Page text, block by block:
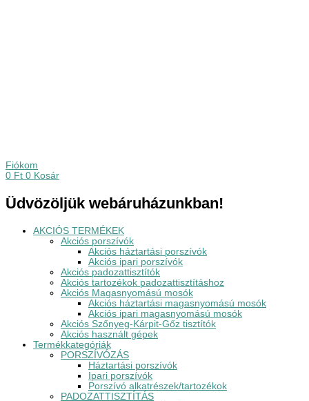
Fiókom
0 Ft 0 Kosár
Üdvözöljük webáruházunkban!
AKCIÓS TERMÉKEK
Akciós porszívók
Akciós háztartási porszívók
Akciós ipari porszívók
Akciós padozattisztítók
Akciós tartozékok padozattisztításhoz
Akciós Magasnyomású mosók
Akciós háztartási magasnyomású mosók
Akciós ipari magasnyomású mosók
Akciós Szőnyeg-Kárpit-Gőz tisztítók
Akciós használt gépek
Termékkategóriák
PORSZÍVÓZÁS
Háztartási porszívók
Ipari porszívók
Porszívó alkatrészek/tartozékok
PADOZATTISZTÍTÁS